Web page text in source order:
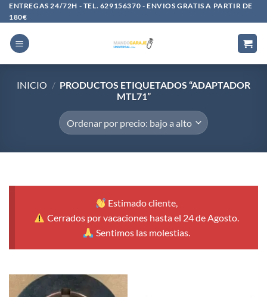
Saltar
al
contenido
ENTREGAS 24/72H - TEL. 629156370 - ENVIOS GRATIS A PARTIR DE
180€
INICIO / PRODUCTOS ETIQUETADOS “ADAPTADOR
MTL71”
Estimado cliente,
Cerrados por vacaciones hasta el 24 de Agosto.
Sentimos las molestias.